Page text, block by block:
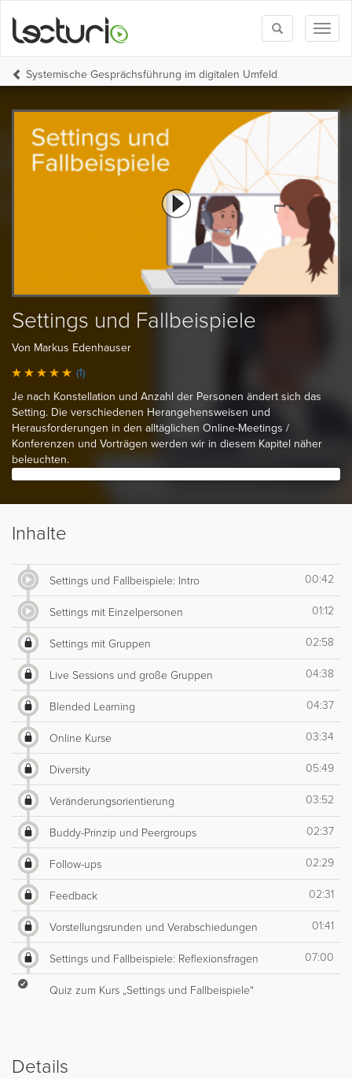
Toggle
search
Systemische Gesprächsführung im digitalen Umfeld
Settings und Fallbeispiele
Von Markus Edenhauser
(1)
Je nach Konstellation und Anzahl der Personen ändert sich das
Setting. Die verschiedenen Herangehensweisen und
Herausforderungen in den alltäglichen Online-Meetings /
Konferenzen und Vorträgen werden wir in diesem Kapitel näher
beleuchten.
Inhalte
Settings und Fallbeispiele: Intro 00:42
Settings mit Einzelpersonen 01:12
Settings mit Gruppen 02:58
Live Sessions und große Gruppen 04:38
Blended Learning 04:37
Online Kurse 03:34
Diversity 05:49
Veränderungsorientierung 03:52
Buddy-Prinzip und Peergroups 02:37
Follow-ups 02:29
Feedback 02:31
Vorstellungsrunden und Verabschiedungen 01:41
Settings und Fallbeispiele: Reflexionsfragen 07:00
Quiz zum Kurs „Settings und Fallbeispiele“
Details